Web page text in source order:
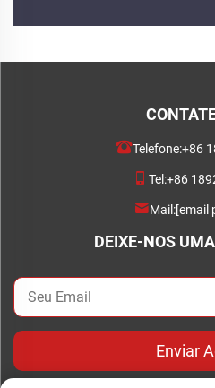
Telefone:+86
Tel:+86
Mail:[email
DEIXE-NOS
Enviar